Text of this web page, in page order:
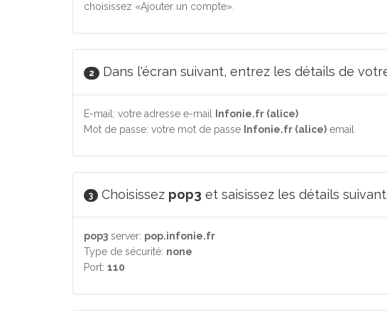
choisissez «Ajouter un compte».
2 Dans l'écran suivant, entrez les détails de
E-mail: votre adresse e-mail
Infonie.fr (alice)
Mot de passe: votre mot de passe Infonie.fr (alice) email
3 Choisissez pop3 et saisissez les détails
pop3 server: pop.infonie.fr
Type de sécurité: none
Port: 110